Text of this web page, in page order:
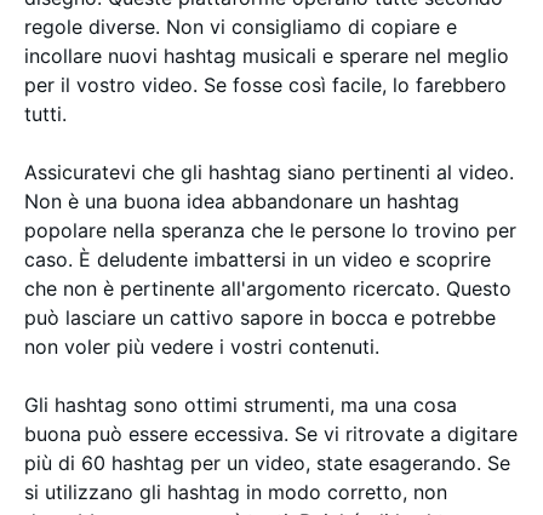
regole diverse. Non vi consigliamo di copiare e
incollare nuovi hashtag musicali e sperare nel meglio
per il vostro video. Se fosse così facile, lo farebbero
tutti.
Assicuratevi che gli hashtag siano pertinenti al video.
Non è una buona idea abbandonare un hashtag
popolare nella speranza che le persone lo trovino per
caso. È deludente imbattersi in un video e scoprire
che non è pertinente all'argomento ricercato. Questo
può lasciare un cattivo sapore in bocca e potrebbe
non voler più vedere i vostri contenuti.
Gli hashtag sono ottimi strumenti, ma una cosa
buona può essere eccessiva. Se vi ritrovate a digitare
più di 60 hashtag per un video, state esagerando. Se
si utilizzano gli hashtag in modo corretto, non